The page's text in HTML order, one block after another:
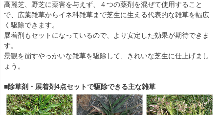
高麗芝、野芝に薬害を与えず、４つの薬剤を混ぜて使用すること
で、広葉雑草からイネ科雑草まで芝生に生える代表的な雑草を幅広
く駆除できます。
展着剤もセットになっているので、より安定した効果が期待できま
す。
景観を崩すやっかいな雑草を駆除して、きれいな芝生に仕上げまし
ょう。
■除草剤・展着剤4点セットで駆除できる主な雑草